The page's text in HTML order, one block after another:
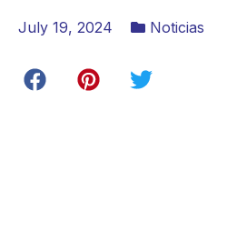
July 19, 2024 Noticias